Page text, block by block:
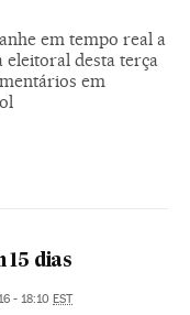
em tempo real a
eleitoral desta terça
em
dias
- 18:10 EST